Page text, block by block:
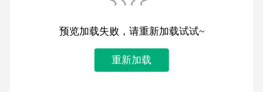
预览加载失败，请重新加载试试~
重新加载